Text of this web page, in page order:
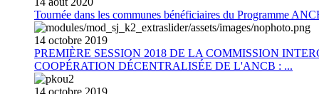
Tournée dans les communes bénéficiaires du Programme
14 octobre 2019
PREMIÈRE SESSION 2018 DE LA COMMISSION
COOPÉRATION DÉCENTRALISÉE DE L'ANCB : ...
14 octobre 2019